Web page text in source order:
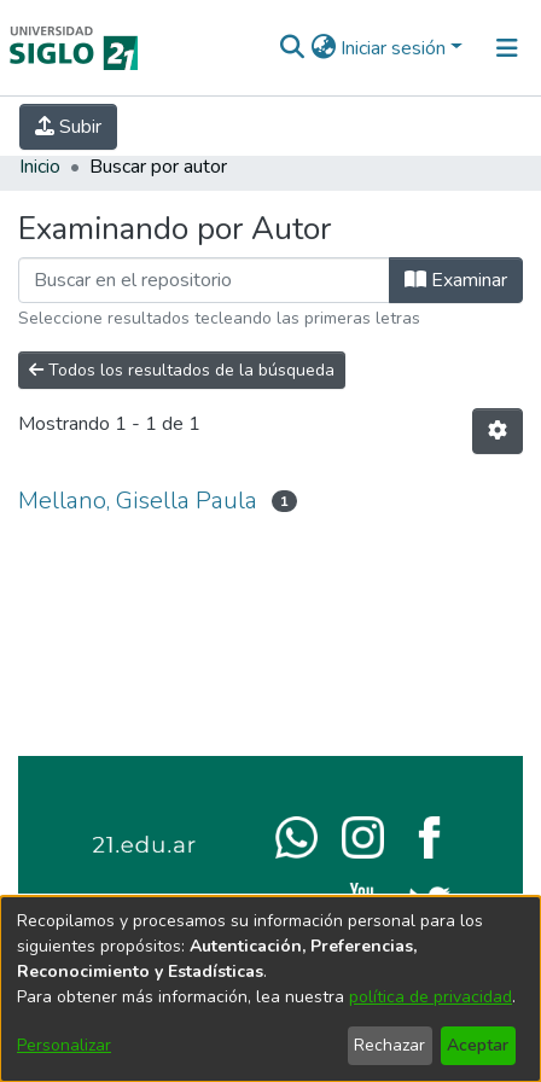
Iniciar sesión
Subir
INICIO EBOOK21
INVESTIGACIÓN
Inicio Buscar por autor
Examinando por Autor
Examinar
Seleccione resultados tecleando las primeras letras
Todos los resultados de la búsqueda
Mostrando 1 - 1 de 1
Mellano, Gisella Paula 1
Recopilamos y procesamos su información personal para los
siguientes propósitos: Autenticación, Preferencias,
Reconocimiento y Estadísticas.
Para obtener más información, lea nuestra política de privacidad.
Personalizar Rechazar Aceptar